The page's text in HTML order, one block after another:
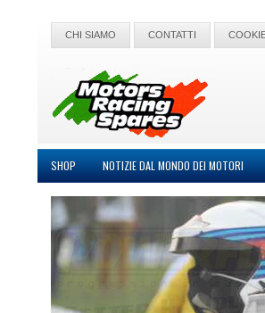
CHI SIAMO CONTATTI
SHOP NOTIZIE DAL MONDO DEI MOTORI